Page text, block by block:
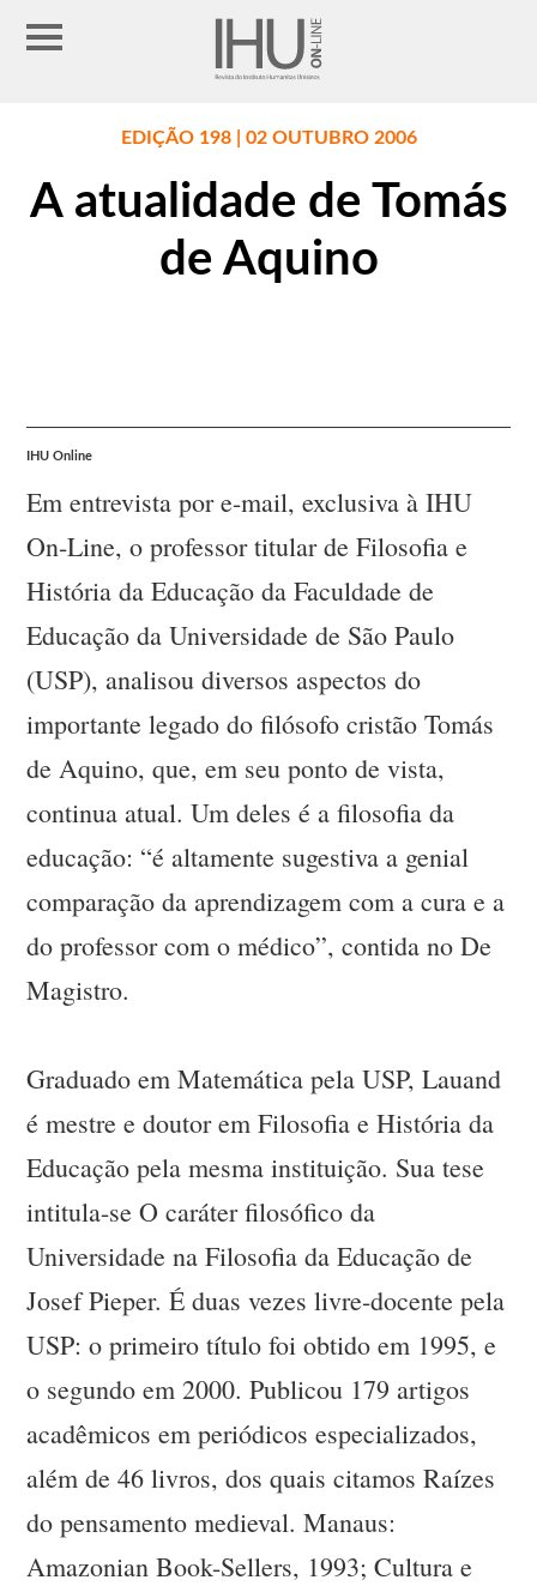
EDIÇÃO 198 | 02 OUTUBRO 2006
A atualidade de Tomás
de Aquino
IHU Online
Em entrevista por e-mail, exclusiva à IHU
On-Line, o professor titular de Filosofia e
História da Educação da Faculdade de
Educação da Universidade de São Paulo
(USP), analisou diversos aspectos do
importante legado do filósofo cristão Tomás
de Aquino, que, em seu ponto de vista,
continua atual. Um deles é a filosofia da
educação: “é altamente sugestiva a genial
comparação da aprendizagem com a cura e a
do professor com o médico”, contida no De
Magistro.
Graduado em Matemática pela USP, Lauand
é mestre e doutor em Filosofia e História da
Educação pela mesma instituição. Sua tese
intitula-se O caráter filosófico da
Universidade na Filosofia da Educação de
Josef Pieper. É duas vezes livre-docente pela
USP: o primeiro título foi obtido em 1995, e
o segundo em 2000. Publicou 179 artigos
acadêmicos em periódicos especializados,
além de 46 livros, dos quais citamos Raízes
do pensamento medieval. Manaus:
Amazonian Book-Sellers, 1993; Cultura e